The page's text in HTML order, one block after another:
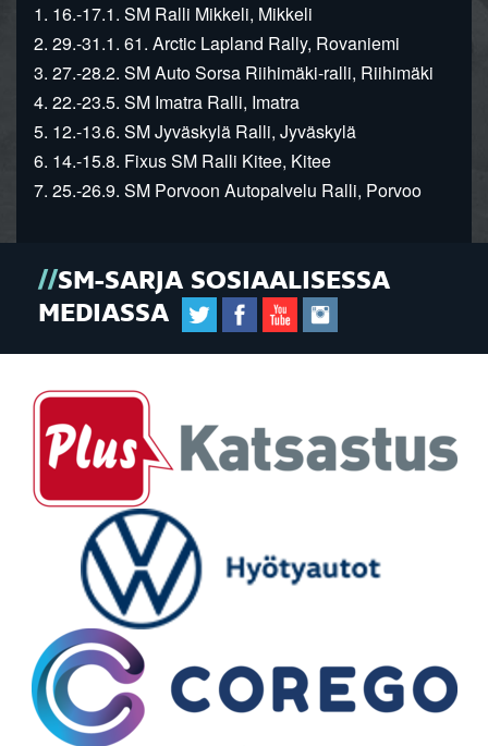
1. 16.-17.1. SM Ralli Mikkeli, Mikkeli
2. 29.-31.1. 61. Arctic Lapland Rally, Rovaniemi
3. 27.-28.2. SM Auto Sorsa Riihimäki-ralli, Riihimäki
4. 22.-23.5. SM Imatra Ralli, Imatra
5. 12.-13.6. SM Jyväskylä Ralli, Jyväskylä
6. 14.-15.8. Fixus SM Ralli Kitee, Kitee
7. 25.-26.9. SM Porvoon Autopalvelu Ralli, Porvoo
SM-SARJA SOSIAALISESSA
MEDIASSA